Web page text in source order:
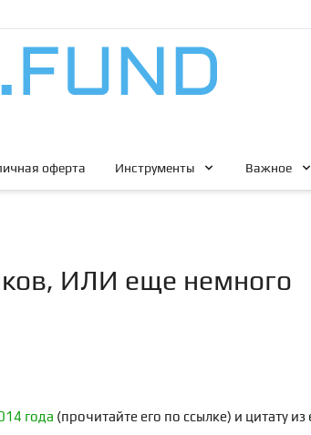
оферта Инструменты Важное
ИЛИ еще немного
года (прочитайте его по ссылке) и цитату из